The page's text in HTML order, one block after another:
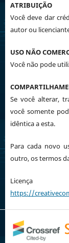
ATRIBUIÇÃO
Você deve dar
autor ou
USO NÃO
Você não pode
Se você alterar,
você somente
idêntica a esta.
Para cada novo
outro, os termos
Licença
https://